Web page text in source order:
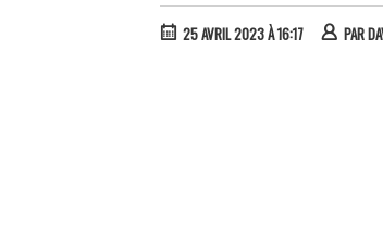
25 AVRIL 2023 À 16:17 PAR